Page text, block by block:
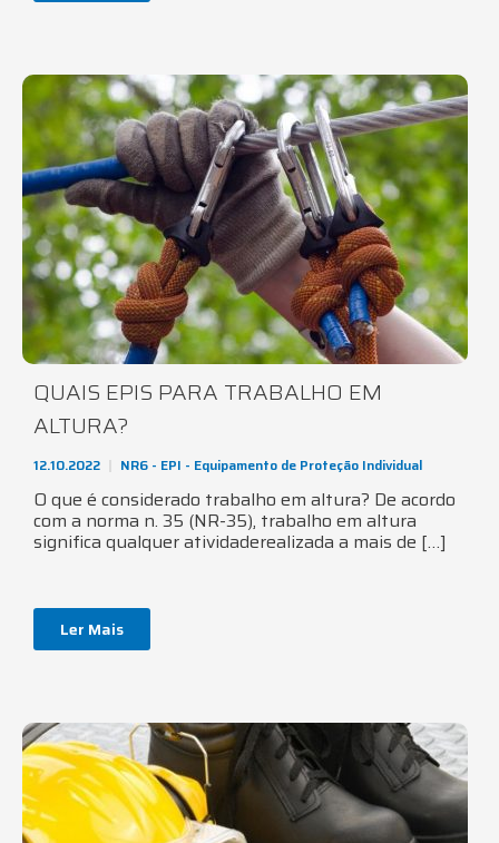
QUAIS EPIS PARA TRABALHO EM
ALTURA?
12.10.2022 NR6 - EPI - Equipamento de Proteção Individual
O que é considerado trabalho em altura? De acordo
com a norma n. 35 (NR-35), trabalho em altura
significa qualquer atividaderealizada a mais de […]
Ler Mais